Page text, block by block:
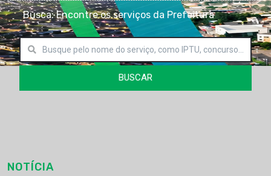
Busca: Encontre os serviços da Prefeitura
BUSCAR
NOTÍCIA